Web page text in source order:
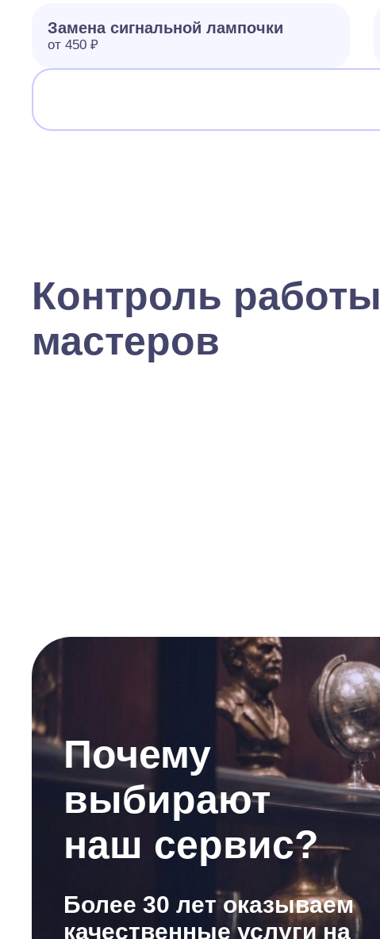
Замена сигнальной лампочки
от 450 ₽
Контроль работы
мастеров
Почему
выбирают
наш сервис?
Более 30 лет оказываем
качественные услуги на